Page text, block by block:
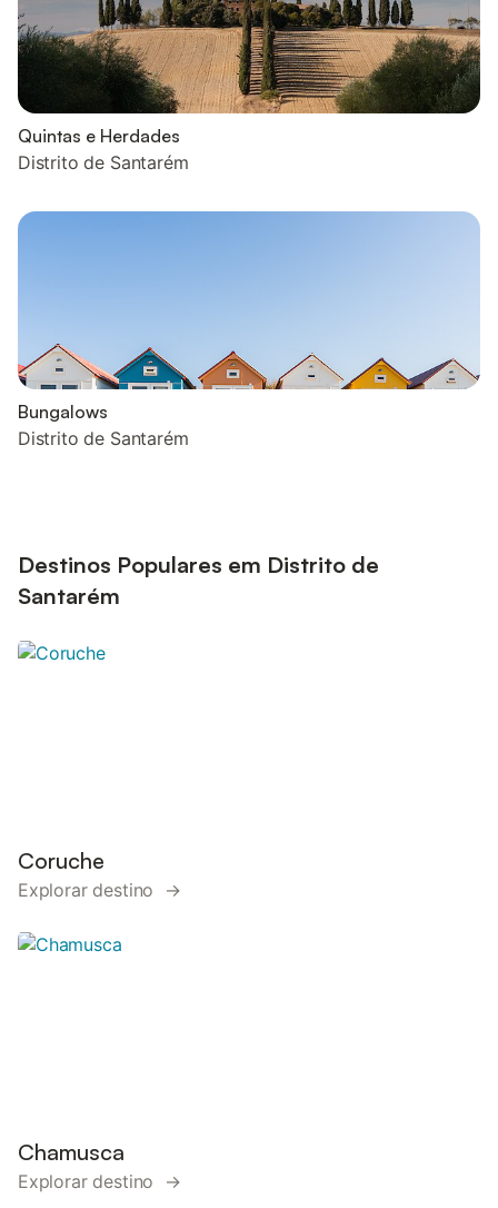
Quintas e Herdades
Distrito de Santarém
Bungalows
Distrito de Santarém
Destinos Populares em Distrito de
Santarém
Coruche
Explorar destino →
Chamusca
Explorar destino →